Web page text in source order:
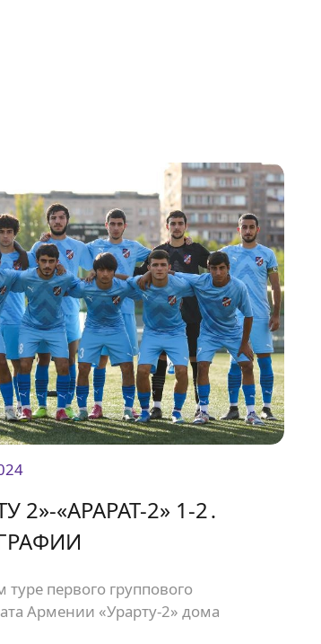
2»-«АРАРАТ-2» 1-2․
туре первого группового
Армении «Урарту-2» дома